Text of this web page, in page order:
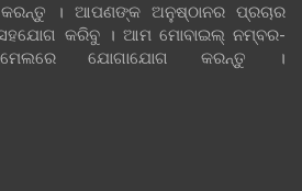
। ଆପଣଙ୍କ ଅନୁଷ୍ଠାନର ପ୍ରଚାର
କରିବୁ । ଆମ ମୋବାଇଲ୍ ନମ୍ବର-
ଯୋଗାଯୋଗ କରନ୍ତୁ ।